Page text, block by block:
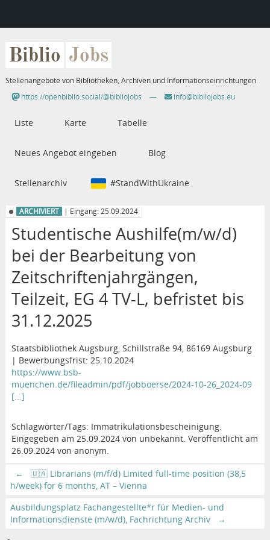
Biblio Jobs
Stellenangebote von Bibliotheken, Archiven und Informationseinrichtungen
https://openbiblio.social/@bibliojobs
— info@bibliojobs.eu
Liste Karte Tabelle
Neues Angebot eingeben Blog
Stellenarchiv #StandWithUkraine
ARCHIVIERT | Eingang: 25.09.2024
Studentische Aushilfe(m/w/d)
bei der Bearbeitung von
Zeitschriftenjahrgängen,
Teilzeit, EG 4 TV-L, befristet bis
31.12.2025
Staatsbibliothek Augsburg, Schillstraße 94, 86169 Augsburg
| Bewerbungsfrist: 25.10.2024
https://www.bsb-
muenchen.de/fileadmin/pdf/jobboerse/2024-10-26_2024-09
[...]
Schlagwörter/Tags: Immatrikulationsbescheinigung.
Eingegeben am 25.09.2024 von unbekannt. Veröffentlicht am
26.09.2024 von anonym.
←
🇺🇦 Librarians (m/f/d) Limited full-time position (38,5
h/week) for 6 months, AT – Vienna
Ausbildungsplatz Fachangestellte*r für Medien- und
Informationsdienste (m/w/d), Fachrichtung Archiv
→